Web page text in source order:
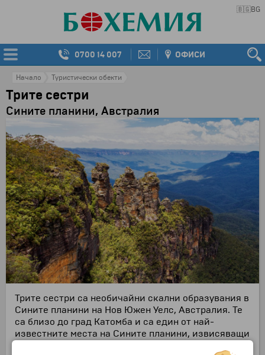
🇧🇬BG
0700 14 007 ОФИСИ
Начало Туристически обекти
Трите сестри
Сините планини, Австралия
Трите сестри са необичайни скални образувания в
Сините планини на Нов Южен Уелс, Австралия. Те
са близо до град Катомба и са един от най-
известните места на Сините планини, извисяващи